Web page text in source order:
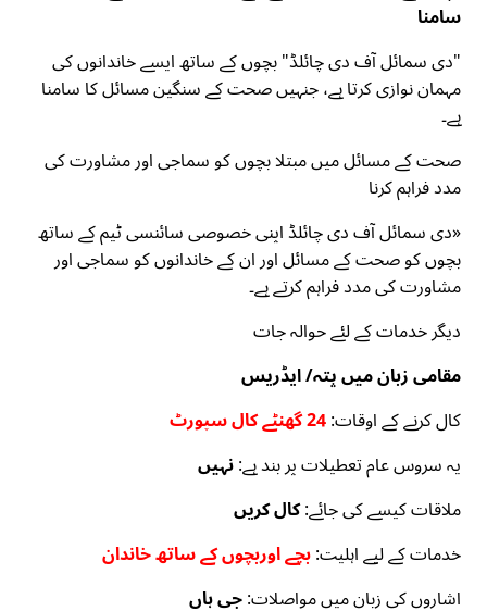
سامنا
"دی سمائل آف دی چائلڈ" بچوں کے ساتھ ایسے خاندانوں کی
مہمان نوازی کرتا ہے، جنہیں صحت کے سنگین مسائل کا سامنا
ہے۔
صحت کے مسائل میں مبتلا بچوں کو سماجی اور مشاورت کی
مدد فراہم کرنا
«دی سمائل آف دی چائلڈ اپنی خصوصی سائنسی ٹیم کے ساتھ
بچوں کو صحت کے مسائل اور ان کے خاندانوں کو سماجی اور
مشاورت کی مدد فراہم کرتے ہے۔
دیگر خدمات کے لئے حوالہ جات
مقامی زبان میں پتہ/ ایڈریس
کال کرنے کے اوقات:24 گھنٹے کال سپورٹ
یہ سروس عام تعطیلات پر بند ہے:نہیں
ملاقات کیسے کی جائے:کال کریں
خدمات کے لیے اہلیت:بچے اوربچوں کے ساتھ خاندان
اشاروں کی زبان میں مواصلات:جی ہاں